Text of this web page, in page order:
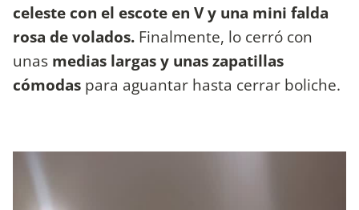
celeste con el escote en V y una mini falda
rosa de volados. Finalmente, lo cerró con
unas medias largas y unas zapatillas
cómodas para aguantar hasta cerrar boliche.